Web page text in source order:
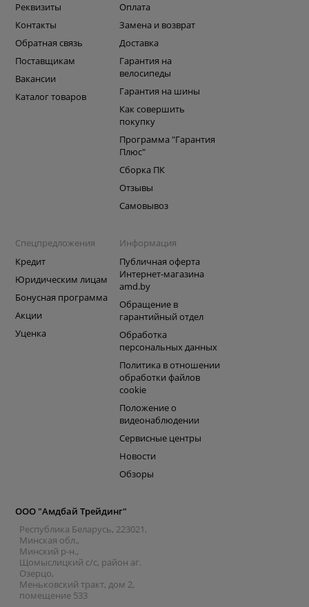
Реквизиты
Контакты
Обратная связь
Поставщикам
Вакансии
Каталог товаров
Оплата
Замена и возврат
Доставка
Гарантия на
велосипеды
Гарантия на шины
Как совершить
покупку
Программа "Гарантия
Плюс"
Сборка ПК
Отзывы
Самовывоз
Спецпредложения
Кредит
Юридическим лицам
Бонусная программа
Акции
Уценка
Информация
Публичная оферта
Интернет-магазина
amd.by
Обращение в
гарантийный отдел
Обработка
персональных данных
Политика в отношении
обработки файлов
cookie
Положение о
видеонаблюдении
Сервисные центры
Новости
Обзоры
ООО "Амдбай Трейдинг"
Республика Беларусь, 223021,
Минская обл.,
Минский р-н.,
Щомыслицкий с/с, район аг.
Озерцо,
Меньковский тракт, дом 2,
помещение 533